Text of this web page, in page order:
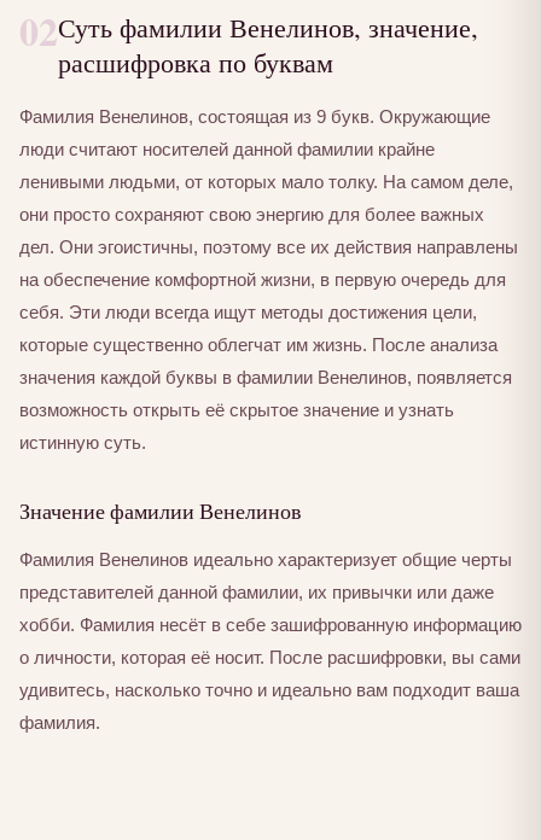
02Суть фамилии Венелинов, значение,
расшифровка по буквам
Фамилия Венелинов, состоящая из 9 букв. Окружающие
люди считают носителей данной фамилии крайне
ленивыми людьми, от которых мало толку. На самом деле,
они просто сохраняют свою энергию для более важных
дел. Они эгоистичны, поэтому все их действия направлены
на обеспечение комфортной жизни, в первую очередь для
себя. Эти люди всегда ищут методы достижения цели,
которые существенно облегчат им жизнь. После анализа
значения каждой буквы в фамилии Венелинов, появляется
возможность открыть её скрытое значение и узнать
истинную суть.
Значение фамилии Венелинов
Фамилия Венелинов идеально характеризует общие черты
представителей данной фамилии, их привычки или даже
хобби. Фамилия несёт в себе зашифрованную информацию
о личности, которая её носит. После расшифровки, вы сами
удивитесь, насколько точно и идеально вам подходит ваша
фамилия.